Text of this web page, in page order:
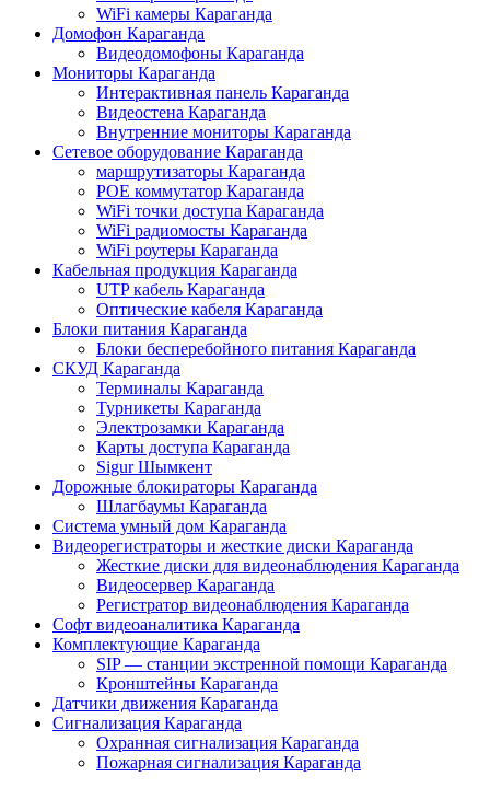
WiFi камеры Караганда
Домофон Караганда
Видеодомофоны Караганда
Мониторы Караганда
Интерактивная панель Караганда
Видеостена Караганда
Внутренние мониторы Караганда
Сетевое оборудование Караганда
маршрутизаторы Караганда
POE коммутатор Караганда
WiFi точки доступа Караганда
WiFi радиомосты Караганда
WiFi роутеры Караганда
Кабельная продукция Караганда
UTP кабель Караганда
Оптические кабеля Караганда
Блоки питания Караганда
Блоки бесперебойного питания Караганда
СКУД Караганда
Терминалы Караганда
Турникеты Караганда
Электрозамки Караганда
Карты доступа Караганда
Sigur Шымкент
Дорожные блокираторы Караганда
Шлагбаумы Караганда
Система умный дом Караганда
Видеорегистраторы и жесткие диски Караганда
Жесткие диски для видеонаблюдения Караганда
Видеосервер Караганда
Регистратор видеонаблюдения Караганда
Софт видеоаналитика Караганда
Комплектующие Караганда
SIP — станции экстренной помощи Караганда
Кронштейны Караганда
Датчики движения Караганда
Сигнализация Караганда
Охранная сигнализация Караганда
Пожарная сигнализация Караганда